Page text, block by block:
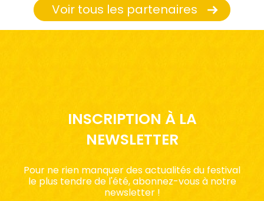
Voir tous les partenaires
INSCRIPTION À LA
NEWSLETTER
Pour ne rien manquer des actualités du festival
le plus tendre de l'été, abonnez-vous à notre
newsletter !